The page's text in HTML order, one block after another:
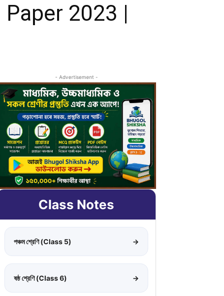
2023 |
- Advertisement -
Class Notes
পঞ্চম শ্রেণি (Class 5) →
ষষ্ঠ শ্রেণি (Class 6) →